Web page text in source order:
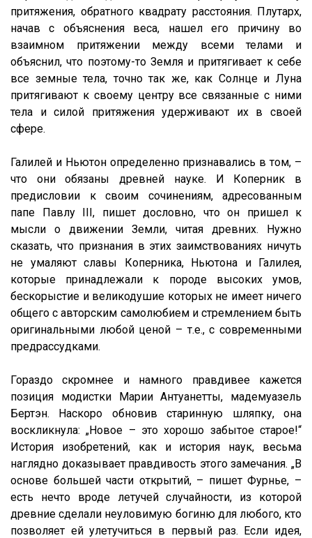
притяжения, обратного квадрату расстояния. Плутарх,
начав с объяснения веса, нашел его причину во
взаимном притяжении между всеми телами и
объяснил, что поэтому-то Земля и притягивает к себе
все земные тела, точно так же, как Солнце и Луна
притягивают к своему центру все связанные с ними
тела и силой притяжения удерживают их в своей
сфере.
Галилей и Ньютон определенно признавались в том, –
что они обязаны древней науке. И Коперник в
предисловии к своим сочинениям, адресованным
папе Павлу III, пишет дословно, что он пришел к
мысли о движении Земли, читая древних. Нужно
сказать, что признания в этих заимствованиях ничуть
не умаляют славы Коперника, Ньютона и Галилея,
которые принадлежали к породе высоких умов,
бескорыстие и великодушие которых не имеет ничего
общего с авторским самолюбием и стремлением быть
оригинальными любой ценой – т.е., с современными
предрассудками.
Гораздо скромнее и намного правдивее кажется
позиция модистки Марии Антуанетты, мадемуазель
Бертэн. Наскоро обновив старинную шляпку, она
воскликнула: „Новое – это хорошо забытое старое!“
История изобретений, как и история наук, весьма
наглядно доказывает правдивость этого замечания. „В
основе большей части открытий, – пишет Фурнье, –
есть нечто вроде летучей случайности, из которой
древние сделали неуловимую богиню для любого, кто
позволяет ей улетучиться в первый раз. Если идея,